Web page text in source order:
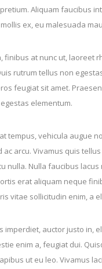
Aliquam faucibus
ex, eu malesuada
finibus at nunc ut, laoreet
rutrum tellus non
feugiat sit amet.
elementum.
tempus, vehicula augue
ac arcu. Vivamus quis
nulla. Nulla faucibus
erat aliquam neque
vitae sollicitudin enim, a
imperdiet, auctor justo in,
enim a, feugiat dui.
ut eu leo. Vivamus